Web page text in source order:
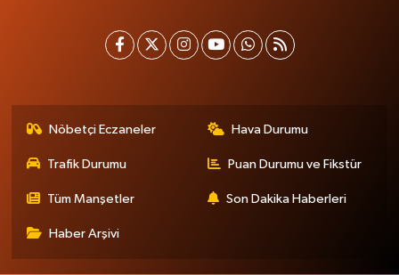
Nöbetçi Eczaneler Hava Durumu
Trafik Durumu Puan Durumu ve Fikstür
Tüm Manşetler Son Dakika Haberleri
Haber Arşivi